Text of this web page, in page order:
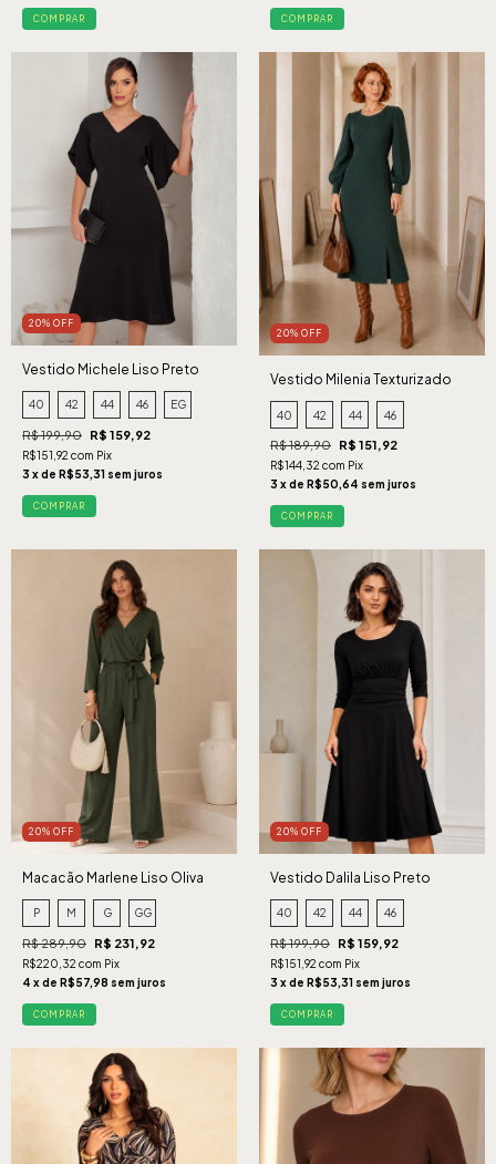
COMPRAR COMPRAR
20% OFF
Vestido Michele Liso Preto
40 42 44 46 EG
R$ 199,90 R$ 159,92
R$151,92 com Pix
3 x de R$53,31 sem juros
COMPRAR
20% OFF
Vestido Milenia Texturizado
Verde
40 42 44 46
R$ 189,90 R$ 151,92
R$144,32 com Pix
3 x de R$50,64 sem juros
COMPRAR
20% OFF
Macacão Marlene Liso Oliva
P M G GG
R$ 289,90 R$ 231,92
R$220,32 com Pix
4 x de R$57,98 sem juros
COMPRAR
20% OFF
Vestido Dalila Liso Preto
40 42 44 46
R$ 199,90 R$ 159,92
R$151,92 com Pix
3 x de R$53,31 sem juros
COMPRAR